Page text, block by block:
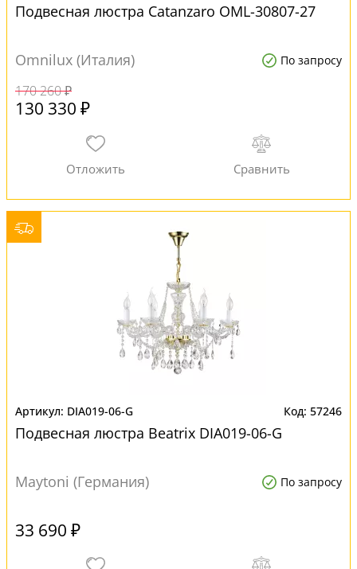
Подвесная люстра Catanzaro OML-30807-27
Omnilux (Италия) По запросу
170 260 ₽
130 330 ₽
DIA019-06-G 57246
Подвесная люстра Beatrix DIA019-06-G
Maytoni (Германия) По запросу
33 690 ₽